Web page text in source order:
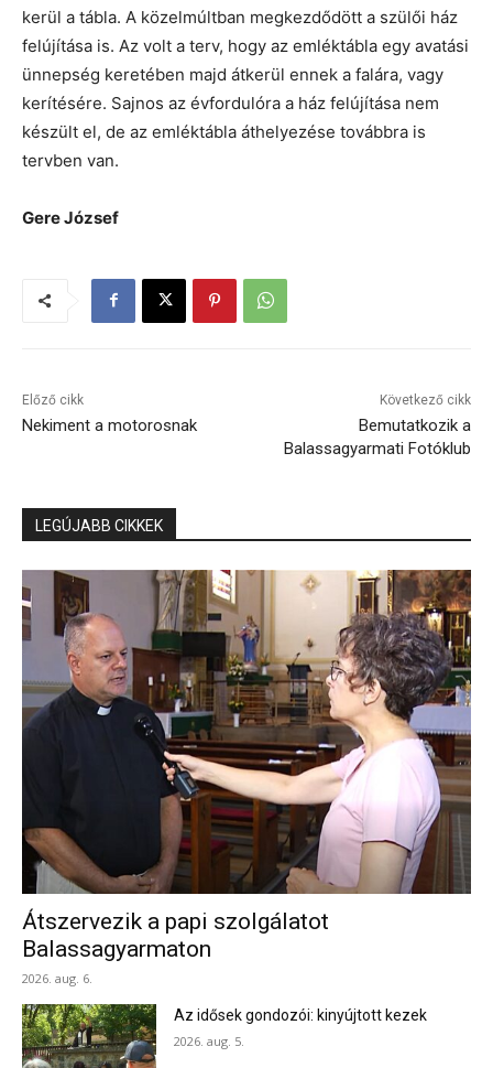
kerül a tábla. A közelmúltban megkezdődött a szülői ház
felújítása is. Az volt a terv, hogy az emléktábla egy avatási
ünnepség keretében majd átkerül ennek a falára, vagy
kerítésére. Sajnos az évfordulóra a ház felújítása nem
készült el, de az emléktábla áthelyezése továbbra is
tervben van.
Gere József
Előző cikk
Nekiment a motorosnak
Következő cikk
Bemutatkozik a
Balassagyarmati Fotóklub
LEGÚJABB CIKKEK
Átszervezik a papi szolgálatot
Balassagyarmaton
2026. aug. 6.
Az idősek gondozói: kinyújtott kezek
2026. aug. 5.